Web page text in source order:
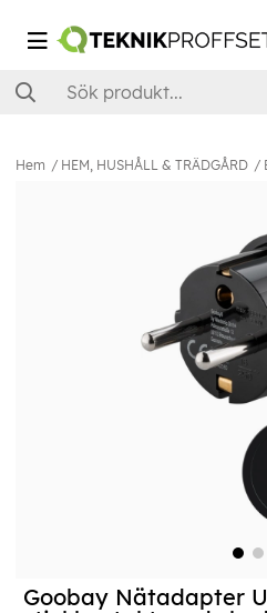
Hem HEM, HUSHÅLL & TRÄDGÅRD
Goobay Nätadapter